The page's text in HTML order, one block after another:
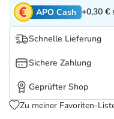
Tierapotheke
Vitamine &
Marken
Salus Deals
APO Cash +0,30 €
Schnelle Lieferung
Sichere Zahlung
Geprüfter Shop
Zu meiner Favoriten-